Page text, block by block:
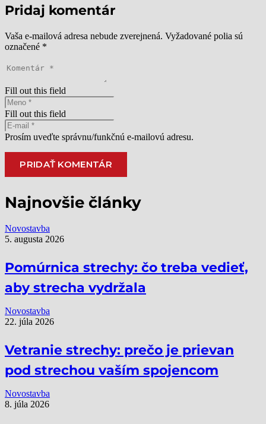
Pridaj komentár
Vaša e-mailová adresa nebude zverejnená. Vyžadované polia sú
označené *
Fill out this field
Fill out this field
Prosím uveďte správnu/funkčnú e-mailovú adresu.
PRIDAŤ KOMENTÁR
Najnovšie články
Novostavba
5. augusta 2026
Pomúrnica strechy: čo treba vedieť,
aby strecha vydržala
Novostavba
22. júla 2026
Vetranie strechy: prečo je prievan
pod strechou vaším spojencom
Novostavba
8. júla 2026